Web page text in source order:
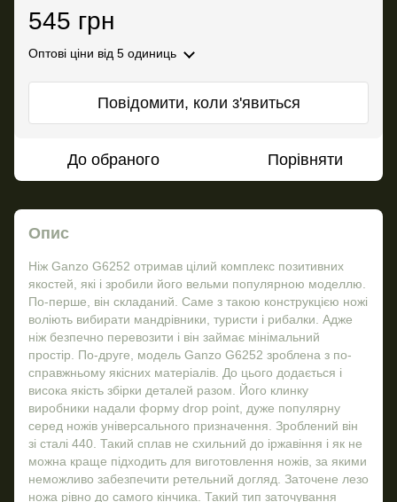
545 грн
Оптові ціни від 5 одиниць
Повідомити, коли з'явиться
До обраного Порівняти
Опис
Ніж Ganzo G6252 отримав цілий комплекс позитивних
якостей, які і зробили його вельми популярною моделлю.
По-перше, він складаний. Саме з такою конструкцією ножі
воліють вибирати мандрівники, туристи і рибалки. Адже
ніж безпечно перевозити і він займає мінімальний
простір. По-друге, модель Ganzo G6252 зроблена з по-
справжньому якісних матеріалів. До цього додається і
висока якість збірки деталей разом. Його клинку
виробники надали форму drop point, дуже популярну
серед ножів універсального призначення. Зроблений він
зі сталі 440. Такий сплав не схильний до іржавіння і як не
можна краще підходить для виготовлення ножів, за якими
неможливо забезпечити ретельний догляд. Заточене лезо
ножа рівно до самого кінчика. Такий тип заточування